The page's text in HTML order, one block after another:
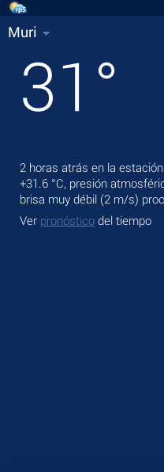
Muri
31 °
2 horas atrás en la
+31.6 °C, presión
brisa muy débil (2 m/s)
Ver pronóstico del tiempo